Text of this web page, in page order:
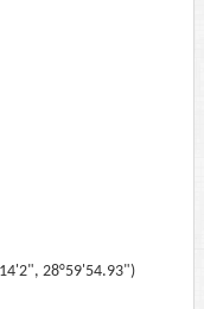
28°59'54.93")